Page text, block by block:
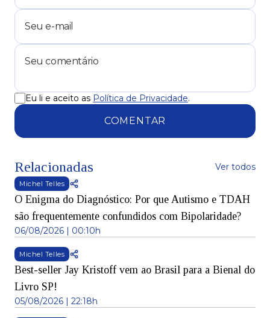
Eu li e aceito as Política de Privacidade.
COMENTAR
Relacionadas Ver todos
Michel Telles
O Enigma do Diagnóstico: Por que Autismo e TDAH
são frequentemente confundidos com Bipolaridade?
06/08/2026 | 00:10h
Michel Telles
Best-seller Jay Kristoff vem ao Brasil para a Bienal do
Livro SP!
05/08/2026 | 22:18h